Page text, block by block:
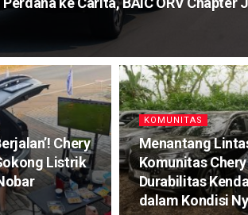
Chery
Listrik
KOMUNITAS
Menantang
Komunitas
Durabilitas
dalam Kondisi